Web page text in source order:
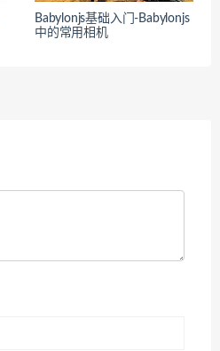
Babylonjs基础入门-Babylonjs
中的常用相机